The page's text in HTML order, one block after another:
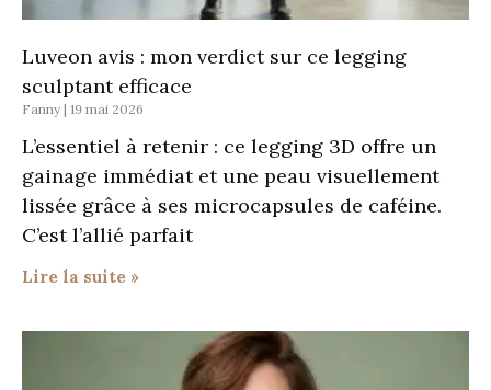
Luveon avis : mon verdict sur ce legging
sculptant efficace
Fanny 19 mai 2026
L’essentiel à retenir : ce legging 3D offre un
gainage immédiat et une peau visuellement
lissée grâce à ses microcapsules de caféine.
C’est l’allié parfait
Lire la suite »